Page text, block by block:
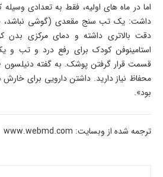
اما در ماه های اولیه، فقط به تعدادی
داشت: یک تب سنج مقعدی (گوشی
دقت بالاتری داشته و دمای مرکزی بدن
استامینوفن کودک برای رفع درد و تب و
قسمت قرار گرفتن پوشک. به گفته
محفاظ نیاز دارید. داشتن دارویی برای
بود».
ترجمه شده از وبسایت: www.webmd.com